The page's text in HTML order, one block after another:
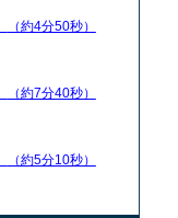
（約4分50秒）
（約7分40秒）
（約5分10秒）